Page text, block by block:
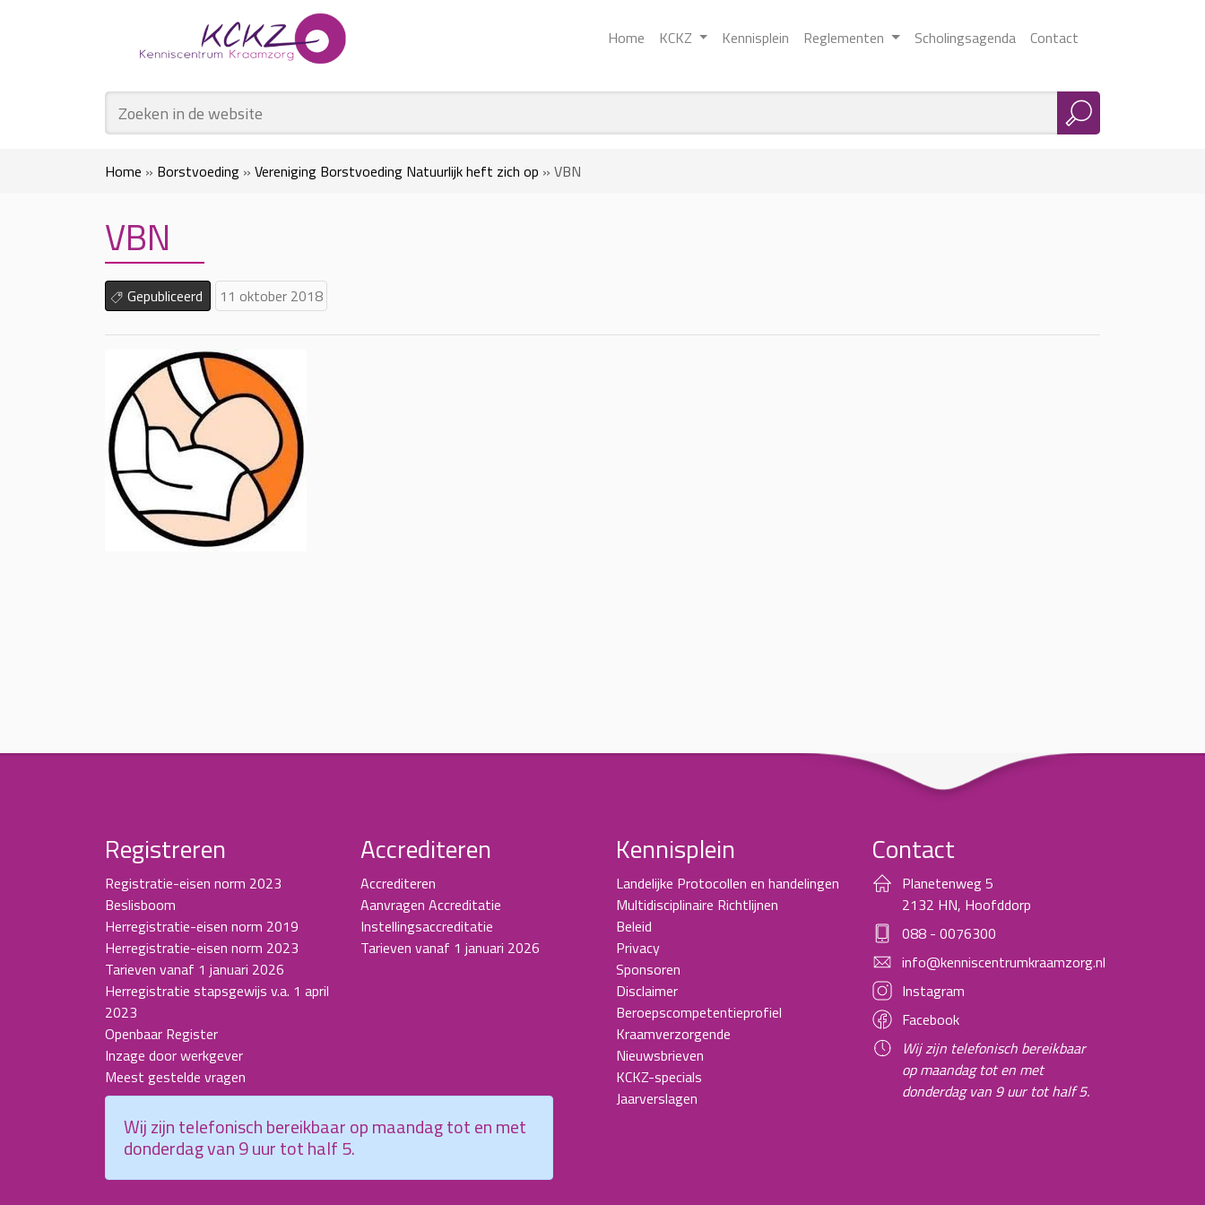
Home KCKZ Kennisplein Reglementen Scholingsagenda Contact
Home » Borstvoeding » Vereniging Borstvoeding Natuurlijk heft zich op » VBN
VBN
Gepubliceerd 11 oktober 2018
Registreren
Registratie-eisen norm 2023
Beslisboom
Herregistratie-eisen norm 2019
Herregistratie-eisen norm 2023
Tarieven vanaf 1 januari 2026
Herregistratie stapsgewijs v.a. 1 april
2023
Openbaar Register
Inzage door werkgever
Meest gestelde vragen
Accrediteren
Accrediteren
Aanvragen Accreditatie
Instellingsaccreditatie
Tarieven vanaf 1 januari 2026
Kennisplein
Landelijke Protocollen en handelingen
Multidisciplinaire Richtlijnen
Beleid
Privacy
Sponsoren
Disclaimer
Beroepscompetentieprofiel
Kraamverzorgende
Nieuwsbrieven
KCKZ-specials
Jaarverslagen
Contact
Planetenweg 5
2132 HN, Hoofddorp
088 - 0076300
info@kenniscentrumkraamzorg.nl
Instagram
Facebook
Wij zijn telefonisch bereikbaar
op maandag tot en met
donderdag van 9 uur tot half 5.
Wij zijn telefonisch bereikbaar op maandag tot en met
donderdag van 9 uur tot half 5.